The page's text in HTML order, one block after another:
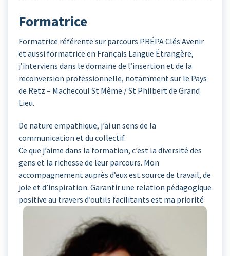
Formatrice
Formatrice référente sur parcours PRÉPA Clés Avenir
et aussi formatrice en Français Langue Étrangère,
j’interviens dans le domaine de l’insertion et de la
reconversion professionnelle, notamment sur le Pays
de Retz – Machecoul St Même / St Philbert de Grand
Lieu.
De nature empathique, j’ai un sens de la
communication et du collectif.
Ce que j’aime dans la formation, c’est la diversité des
gens et la richesse de leur parcours. Mon
accompagnement auprès d’eux est source de travail, de
joie et d’inspiration. Garantir une relation pédagogique
positive au travers d’outils facilitants est ma priorité